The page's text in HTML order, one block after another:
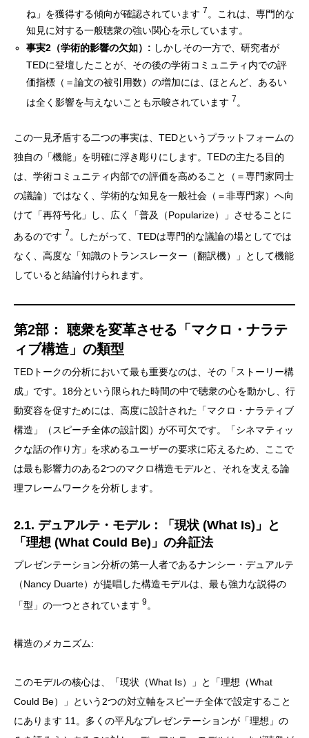
ね」を獲得する傾向が確認されています 7 。これは、専門的な
知見に対する一般聴衆の強い関心を示しています。
事実2（学術的影響の欠如）: しかしその一方で、研究者が
TEDに登壇したことが、その後の学術コミュニティ内での評
価指標（＝論文の被引用数）の増加には、ほとんど、あるい
は全く影響を与えないことも示唆されています 7 。
この一見矛盾する二つの事実は、TEDというプラットフォームの
独自の「機能」を明確に浮き彫りにします。TEDの主たる目的
は、学術コミュニティ内部での評価を高めること（＝専門家同士
の議論）ではなく、学術的な知見を一般社会（＝非専門家）へ向
けて「再符号化」し、広く「普及（Popularize）」させることに
あるのです 7 。したがって、TEDは専門的な議論の場としてでは
なく、高度な「知識のトランスレーター（翻訳機）」として機能
していると結論付けられます。
第2部： 聴衆を変革させる「マクロ・ナラテ
ィブ構造」の類型
TEDトークの分析において最も重要なのは、その「ストーリー構
成」です。18分という限られた時間の中で聴衆の心を動かし、行
動変容を促すためには、高度に設計された「マクロ・ナラティブ
構造」（スピーチ全体の設計図）が不可欠です。「シネマティッ
クな話の作り方」を求めるユーザーの要求に応えるため、ここで
は最も影響力のある2つのマクロ構造モデルと、それを支える論
理フレームワークを分析します。
2.1. デュアルテ・モデル：「現状 (What Is)」と
「理想 (What Could Be)」の弁証法
プレゼンテーション分析の第一人者であるナンシー・デュアルテ
（Nancy Duarte）が提唱した構造モデルは、最も強力な説得の
「型」の一つとされています 9。
構造のメカニズム:
このモデルの核心は、「現状（What Is）」と「理想（What
Could Be）」という2つの対立軸をスピーチ全体で設定すること
にあります 11。多くの平凡なプレゼンテーションが「理想」の